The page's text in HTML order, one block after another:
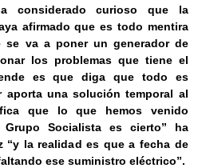
considerado curioso que la
afirmado que es todo mentira
va a poner un generador de
los problemas que tiene el
es que diga que todo es
aporta una solución temporal al
que lo que hemos venido
Socialista es cierto” ha
“y la realidad es que a fecha de
ese suministro eléctrico”.